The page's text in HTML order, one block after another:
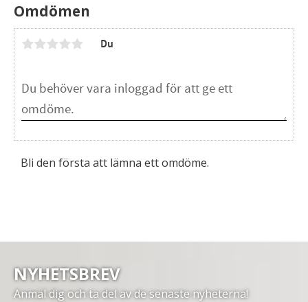
Omdömen
Du
Bli den första att lämna ett omdöme.
NYHETSBREV
Anmäl dig och ta del av de senaste nyheterna!